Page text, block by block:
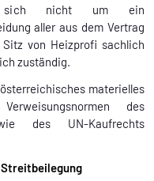
sich nicht um ein
aller aus dem Vertrag
von Heizprofi sachlich
zuständig.
materielles
des
des UN-Kaufrechts